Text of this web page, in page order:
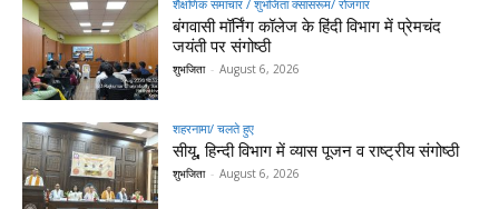
शैक्षणिक समाचार / शुभजिता क्सासरूम/ रोजगार
बंगवासी मॉर्निंग कॉलेज के हिंदी विभाग में प्रेमचंद
जयंती पर संगोष्ठी
शुभजिता - August 6, 2026
शहरनामा/ चलते हुए
सीयू, हिन्दी विभाग में व्यास पूजन व राष्ट्रीय संगोष्ठी
शुभजिता - August 6, 2026